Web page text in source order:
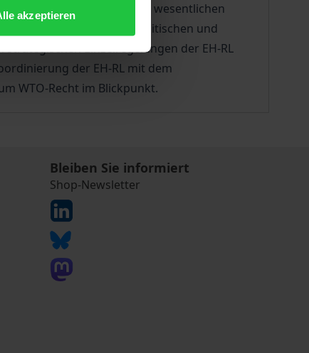
akzeptieren
einen wesentlichen
ökologischen, (rechts-)politischen und
Einzelregelungen der EH-RL
der EH-RL mit dem
WTO-Recht im Blickpunkt.
Bleiben Sie informiert
Shop-Newsletter